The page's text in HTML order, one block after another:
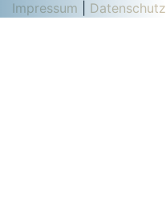
Impressum
Datenschutz